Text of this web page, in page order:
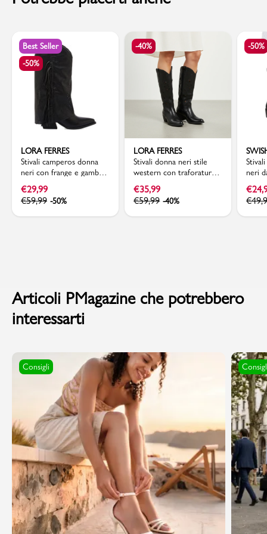
Best Seller
-50%
LORA FERRES
Stivali camperos donna
neri con frange e gambale
traforato Lora Ferres
€29,99
€59,99 -50%
-40%
LORA FERRES
Stivali donna neri stile
western con traforature
sul gambale Lora Ferres
€35,99
€59,99 -40%
-50%
neri
Jeans
€
€
Articoli PMagazine che potrebbero
interessarti
Consigli